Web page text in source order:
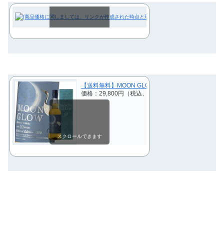
【送料無料】MOON GLOW Limited Edition 2018
価格：29,800円（税込、送料別)
スクロールできます